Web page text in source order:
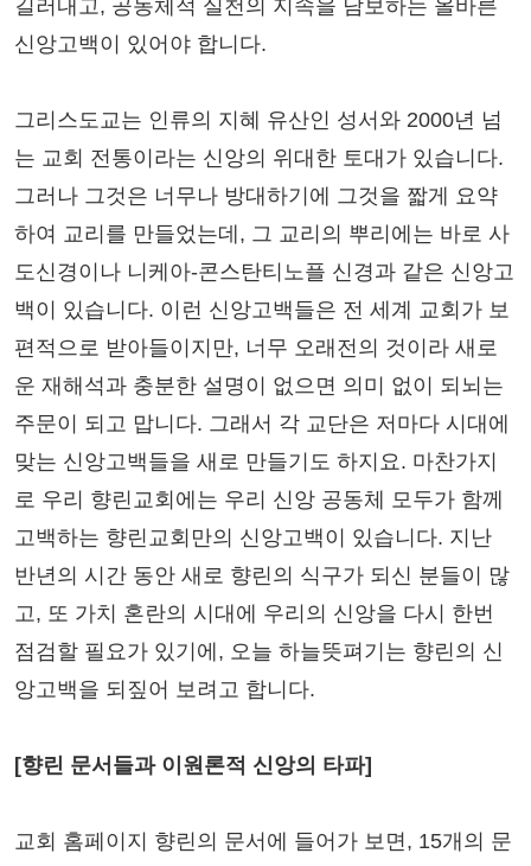
길러내고, 공동체적 실천의 지속을 담보하는 올바른
신앙고백이 있어야 합니다.
그리스도교는 인류의 지혜 유산인 성서와 2000년 넘
는 교회 전통이라는 신앙의 위대한 토대가 있습니다.
그러나 그것은 너무나 방대하기에 그것을 짧게 요약
하여 교리를 만들었는데, 그 교리의 뿌리에는 바로 사
도신경이나 니케아-콘스탄티노플 신경과 같은 신앙고
백이 있습니다. 이런 신앙고백들은 전 세계 교회가 보
편적으로 받아들이지만, 너무 오래전의 것이라 새로
운 재해석과 충분한 설명이 없으면 의미 없이 되뇌는
주문이 되고 맙니다. 그래서 각 교단은 저마다 시대에
맞는 신앙고백들을 새로 만들기도 하지요. 마찬가지
로 우리 향린교회에는 우리 신앙 공동체 모두가 함께
고백하는 향린교회만의 신앙고백이 있습니다. 지난
반년의 시간 동안 새로 향린의 식구가 되신 분들이 많
고, 또 가치 혼란의 시대에 우리의 신앙을 다시 한번
점검할 필요가 있기에, 오늘 하늘뜻펴기는 향린의 신
앙고백을 되짚어 보려고 합니다.
[향린 문서들과 이원론적 신앙의 타파]
교회 홈페이지 향린의 문서에 들어가 보면, 15개의 문